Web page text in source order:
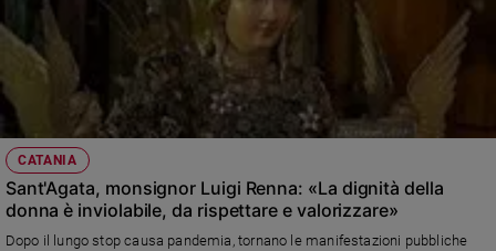
CATANIA
Sant'Agata, monsignor Luigi Renna: «La dignità della
donna è inviolabile, da rispettare e valorizzare»
Dopo il lungo stop causa pandemia, tornano le manifestazioni pubbliche